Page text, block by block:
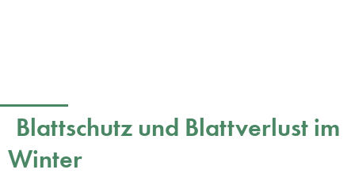
Blattschutz und Blattverlust im
Winter